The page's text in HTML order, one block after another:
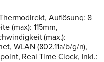
Auflösung: 8
(max): 115mm,
(max.):
WLAN (802.11a/b/g/n),
Real Time Clock, inkl.: